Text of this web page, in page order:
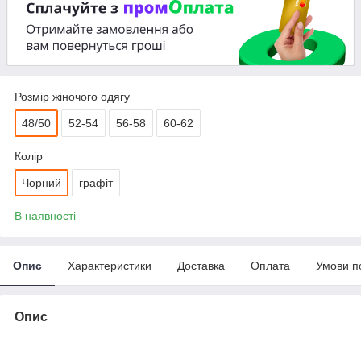
Розмір жіночого одягу
48/50 52-54 56-58 60-62
Колір
Чорний графіт
В наявності
Опис Характеристики Доставка Оплата Умови
Опис